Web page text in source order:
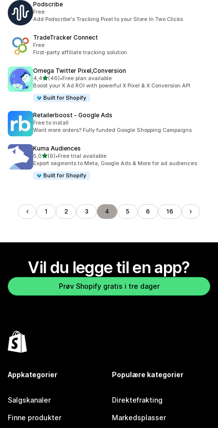
Podscribe
Free
Add Podscribe's Tracking Pixel to your Store In Two Clicks
TradeTracker Connect
Free
First-party affiliate tracking solution
Omega Twitter Pixel,Conversion
4,4av 5 stjerner
(46)
Totalt 46 omtaler
•Free plan available
Boost your X Ad ROI with powerful X Pixel & X Conversion API
Built for Shopify
Retailerboost ‑ Google Ads
Free to install
Want more orders? Fully funded Google Shopping Campaigns
Kuma Audiences
5,0av 5 stjerner
(6)
Totalt 6 omtaler
•Free trial available
Export segments to Meta, Google Ads & More for ad audiences
Built for Shopify
1 2 3 4 5 6 16
Vil du legge til en app?
Prøv Shopify gratis i tre dager
Appkategorier
Salgskanaler
Finne produkter
Populære kategorier
Direktefrakting
Markedsplasser